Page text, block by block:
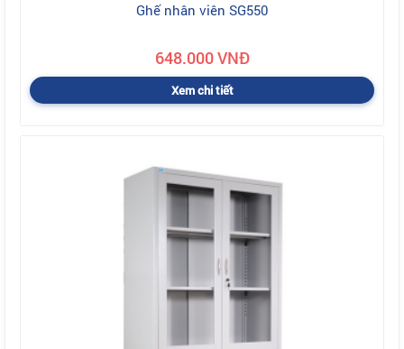
Ghế nhân viên SG550
648.000 VNĐ
Xem chi tiết